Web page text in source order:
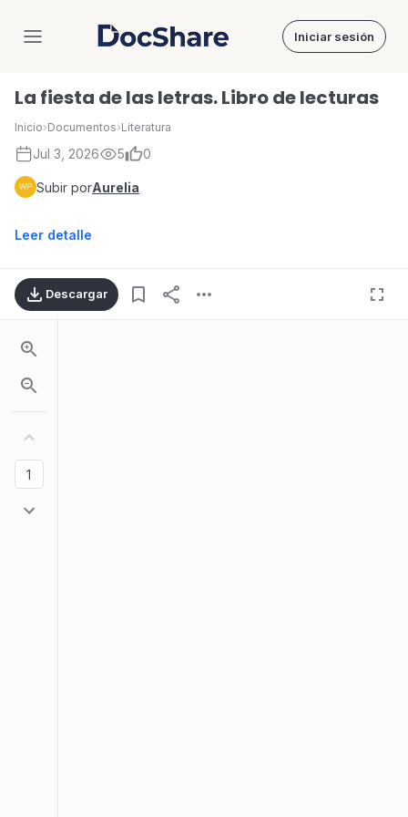
DocShare Iniciar sesión
La fiesta de las letras. Libro de lecturas
Inicio›Documentos›Literatura
Jul 3, 2026 5 0
Subir porAurelia
Leer detalle
Descargar